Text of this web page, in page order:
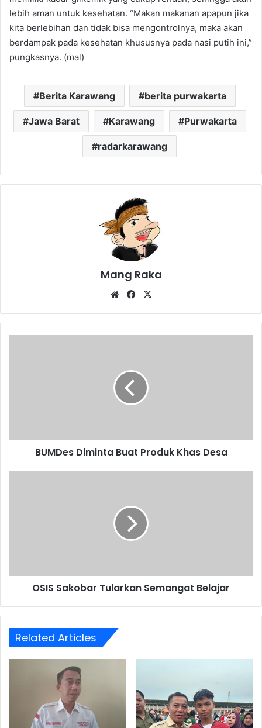
lebih aman untuk kesehatan. “Makan makanan apapun jika
kita berlebihan dan tidak bisa mengontrolnya, maka akan
berdampak pada kesehatan khususnya pada nasi putih ini,”
pungkasnya. (mal)
Berita Karawang berita purwakarta
Jawa Barat Karawang Purwakarta
radarkarawang
Mang Raka
WebsiteFacebook
BUMDes Diminta Buat Produk Khas Desa
OSIS Sakobar Tularkan Semangat Belajar
Related Articles